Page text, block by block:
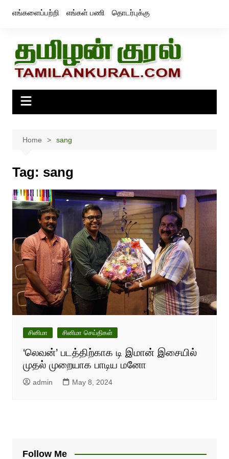
எங்களைப்பற்றி எங்கள் பணி தொடர்புக்கு
Home sang
Tag: sang
சினிமா சினிமா செய்திகள்
‘லெவன்’ படத்திற்காக டி இமான் இசையில்
முதல் முறையாக பாடிய மனோ
admin May 8, 2024
Follow Me